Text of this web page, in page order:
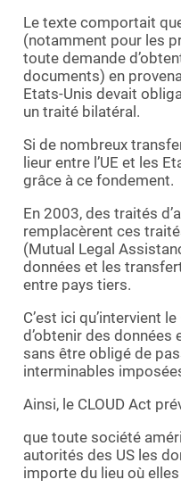
Le texte comportait
(notamment pour les
toute demande
documents) en
Etats-Unis devait
un traité bilatéral.
Si de nombreux
lieur entre l’UE et les
grâce à ce fondement.
En 2003, des traités
remplacèrent ces
(Mutual Legal
données et les
entre pays tiers.
C’est ici qu’intervient
d’obtenir des données
sans être obligé de
interminables
Ainsi, le CLOUD Act
que toute société
autorités des US les
importe du lieu où